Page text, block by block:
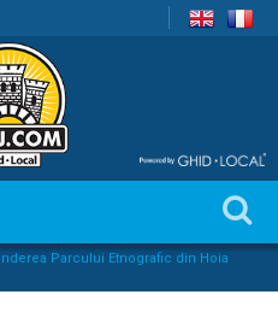
Parcului Etnografic din Hoia